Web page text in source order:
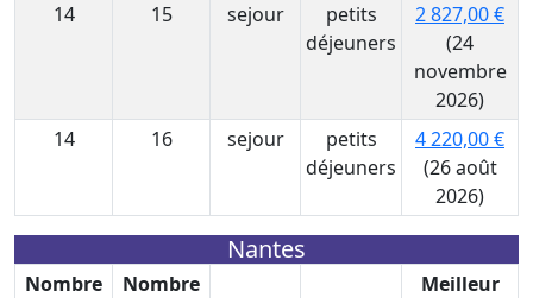
14
15 sejour
petits
déjeuners
2 827,00 €
(24
novembre
2026)
14
16 sejour
petits
déjeuners
4 220,00 €
(26 août
2026)
Nantes
Nombre
Nombre
Meilleur